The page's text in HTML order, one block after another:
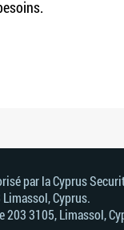
par la Cyprus
Cyprus.
203 3105, Limassol,